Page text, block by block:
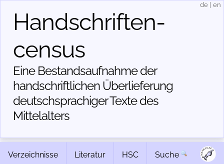
Handschriften­
census
Eine Bestandsaufnahme der
handschriftlichen Über­lieferung
deutschsprachiger Texte des
Mittelalters
de en
Verzeichnisse Literatur HSC Suche